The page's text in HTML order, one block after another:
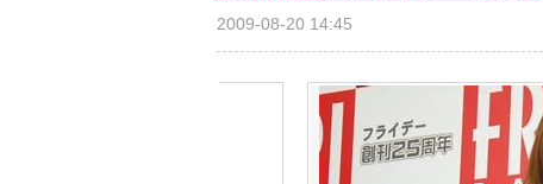
2009-08-20 14:45